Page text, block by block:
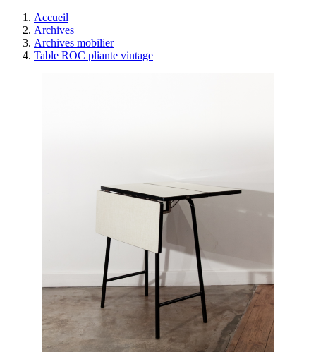
Accueil
Archives
Archives mobilier
Table ROC pliante vintage